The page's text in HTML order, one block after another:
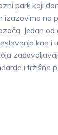
park koji
izazovima na
Jedan od
kao i
i tržišne